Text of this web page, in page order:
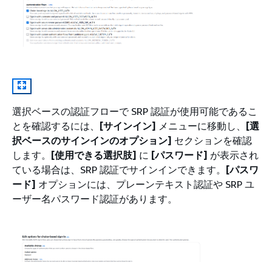
選択ベースの認証フローで SRP 認証が使用可能であるこ
とを確認するには、 [サインイン] メニューに移動し、 [選
択ベースのサインインのオプション] セクションを確認
します。 [使用できる選択肢] に [パスワード] が表示され
ている場合は、SRP 認証でサインインできます。 [パスワ
ード] オプションには、プレーンテキスト認証や SRP ユ
ーザー名パスワード認証があります。